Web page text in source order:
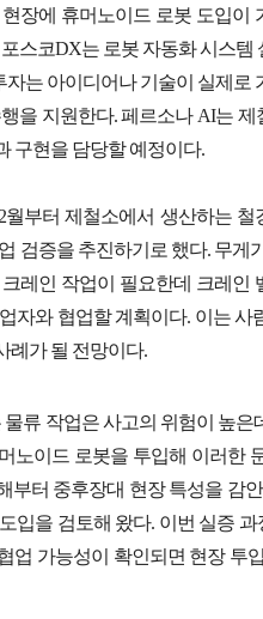
장에 휴머노이드 로봇 도입이
스코DX는 로봇 자동화 시스템
는 아이디어나 기술이 실제로
을 지원한다. 페르소나 AI는
구현을 담당할 예정이다.
부터 제철소에서 생산하는
검증을 추진하기로 했다. 무게
레인 작업이 필요한데 크레인
자와 협업할 계획이다. 이는 사
례가 될 전망이다.
물류 작업은 사고의 위험이 높
노이드 로봇을 투입해 이러한
부터 중후장대 현장 특성을 감
입을 검토해 왔다. 이번 실증
업 가능성이 확인되면 현장 투